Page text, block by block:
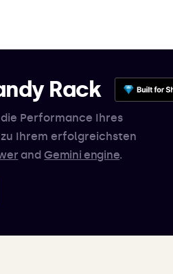
Rack
Performance Ihres
zu Ihrem erfolgreichsten
andGemini engine.